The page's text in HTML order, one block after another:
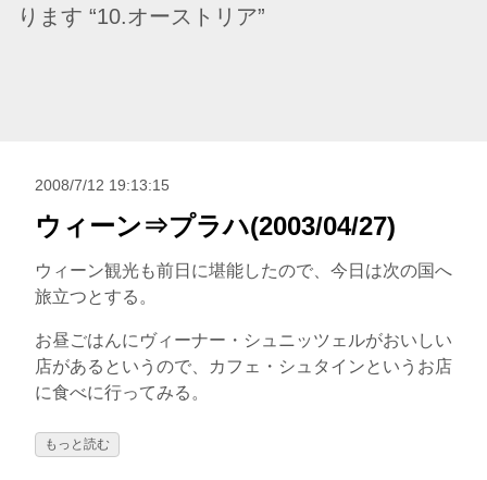
ります “10.オーストリア”
2008/7/12 19:13:15
ウィーン⇒プラハ(2003/04/27)
ウィーン観光も前日に堪能したので、今日は次の国へ
旅立つとする。
お昼ごはんにヴィーナー・シュニッツェルがおいしい
店があるというので、カフェ・シュタインというお店
に食べに行ってみる。
もっと読む